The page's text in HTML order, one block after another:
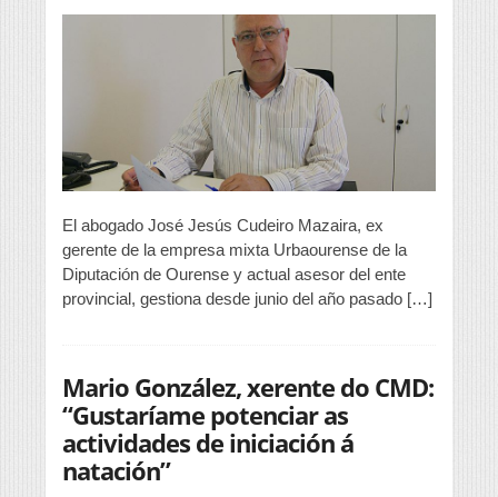
sigue
siendo
el
mismo,
con
pequenas
variaciones,
que
no
introducidas
por
petición
del
PP»
El abogado José Jesús Cudeiro Mazaira, ex
gerente de la empresa mixta Urbaourense de la
Diputación de Ourense y actual asesor del ente
provincial, gestiona desde junio del año pasado […]
Mario González, xerente do CMD:
“Gustaríame potenciar as
actividades de iniciación á
natación”